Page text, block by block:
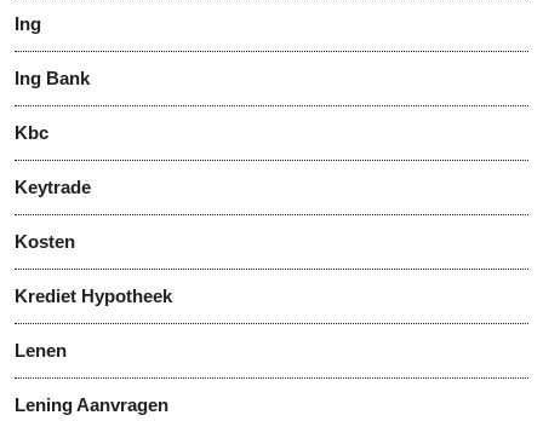
Ing
Ing Bank
Kbc
Keytrade
Kosten
Krediet Hypotheek
Lenen
Lening Aanvragen